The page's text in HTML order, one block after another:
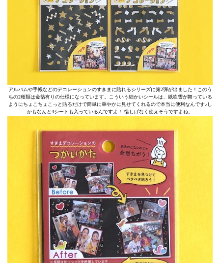
アルバムや手帳などのデコレーションのすきまに貼れるシリーズに第2弾が出ました！このう
ちの2種類は金箔有りの仕様になっています。こういう細かいシールは、紙吹雪が舞っている
ようにちょこちょこっと貼るだけで簡単に華やかに見せてくれるので本当に便利なんです♪し
かもなんと4シートも入っているんですよ！ 惜しげなく使えそうですよね。